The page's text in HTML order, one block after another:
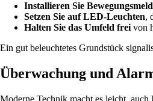
Installieren Sie
Setzen Sie auf LED-Leuchten,
Halten Sie das Umfeld frei von
Ein gut beleuchtetes Grundstück
Überwachung und
Moderne Technik macht es leicht,